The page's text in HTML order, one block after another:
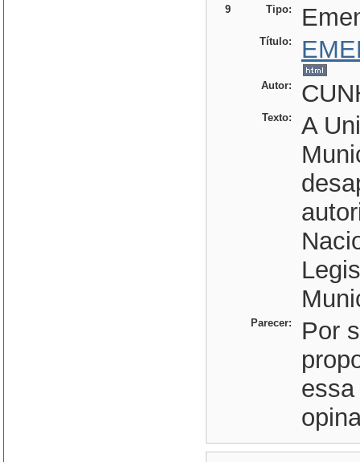
9 Tipo:
Título:
Autor:
Texto:
A
Parecer:
Por